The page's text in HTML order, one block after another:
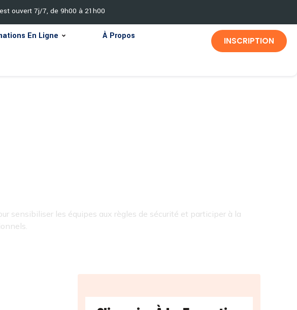
ouvert 7j/7, de 9h00 à 21h00
En Ligne
À Propos
INSCRIPTION
sensibiliser les équipes aux règles de sécurité et participer à la